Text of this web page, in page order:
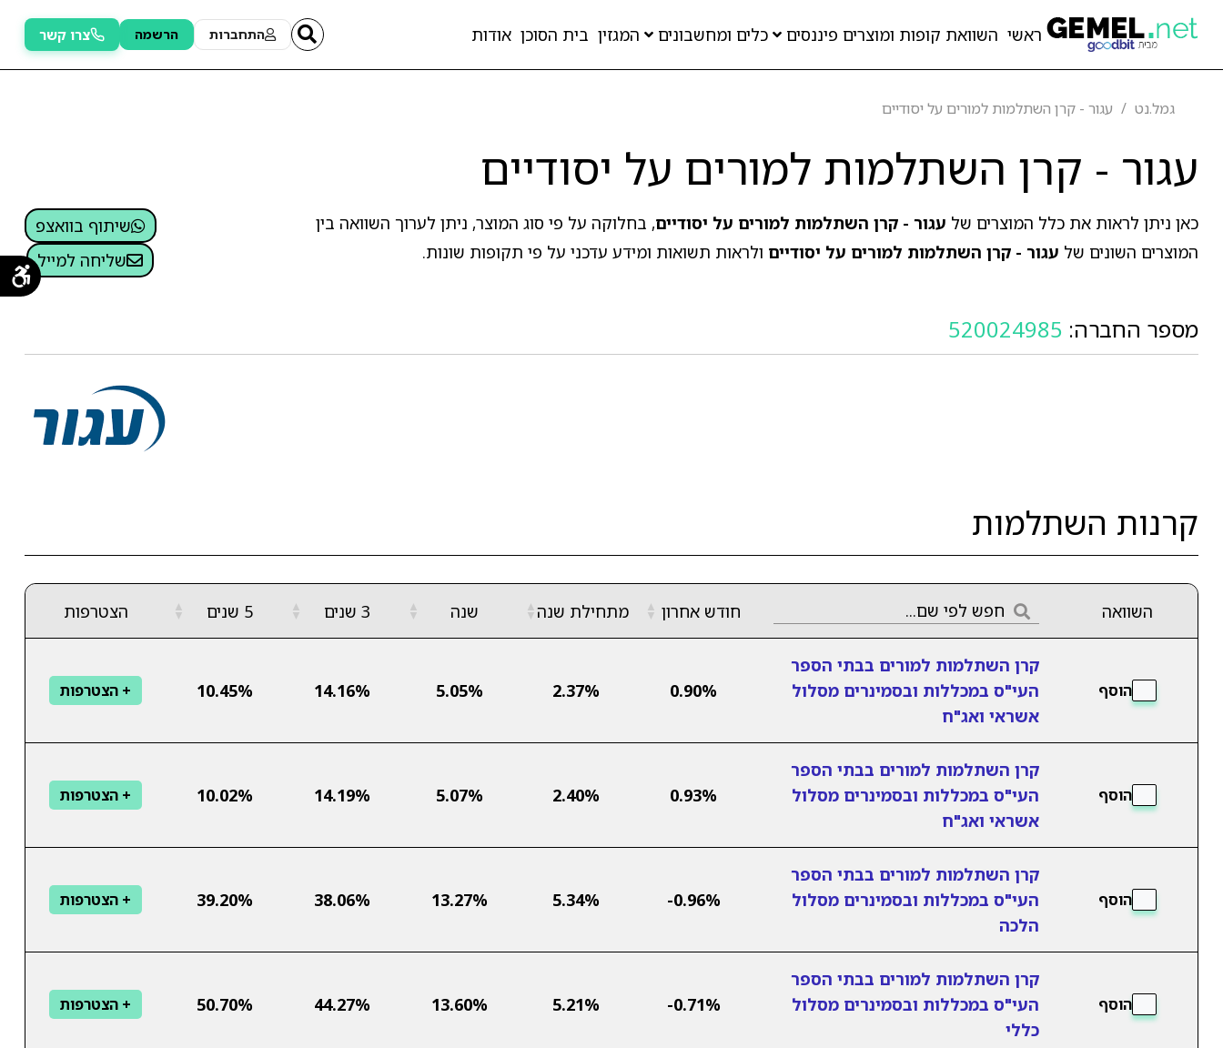
ראשי השוואת קופות ומוצרים פיננסים כלים ומחשבונים המגזין בית הסוכן אודות התחברות הרשמה צרו קשר
גמל.נט עגור - קרן השתלמות למורים על יסודיים
עגור - קרן השתלמות למורים על יסודיים
כאן ניתן לראות את כלל המוצרים של עגור - קרן השתלמות למורים על יסודיים, בחלוקה על פי סוג המוצר, ניתן לערוך השוואה בין
המוצרים השונים של עגור - קרן השתלמות למורים על יסודיים ולראות תשואות ומידע עדכני על פי תקופות שונות.
שיתוף בוואצפ
שליחה למייל
מספר החברה: 520024985
קרנות השתלמות
השוואה חודש אחרון ▲
▼ מתחילת שנה▲
▼ שנה ▲
▼ 3 שנים ▲
▼ 5 שנים ▲
▼ הצטרפות
הוסף
קרן השתלמות למורים בבתי הספר
העי"ס במכללות ובסמינרים מסלול
אשראי ואג"ח
0.90%
2.37%
5.05%
14.16%
10.45% + הצטרפות
הוסף
קרן השתלמות למורים בבתי הספר
העי"ס במכללות ובסמינרים מסלול
אשראי ואג"ח
0.93%
2.40%
5.07%
14.19%
10.02% + הצטרפות
הוסף
קרן השתלמות למורים בבתי הספר
העי"ס במכללות ובסמינרים מסלול
הלכה
-0.96%
5.34%
13.27%
38.06%
39.20% + הצטרפות
הוסף
קרן השתלמות למורים בבתי הספר
העי"ס במכללות ובסמינרים מסלול
כללי
-0.71%
5.21%
13.60%
44.27%
50.70% + הצטרפות